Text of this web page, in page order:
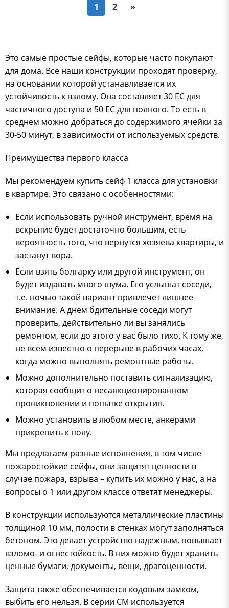
1 2 »
Это самые простые сейфы, которые часто покупают
для дома. Все наши конструкции проходят проверку,
на основании которой устанавливается их
устойчивость к взлому. Она составляет 30 ЕС для
частичного доступа и 50 ЕС для полного. То есть в
среднем можно добраться до содержимого ячейки за
30-50 минут, в зависимости от используемых средств.
Преимущества первого класса
Мы рекомендуем купить сейф 1 класса для установки
в квартире. Это связано с особенностями:
Если использовать ручной инструмент, время на
вскрытие будет достаточно большим, есть
вероятность того, что вернутся хозяева квартиры, и
застанут вора.
Если взять болгарку или другой инструмент, он
будет издавать много шума. Его услышат соседи,
т.е. ночью такой вариант привлечет лишнее
внимание. А днем бдительные соседи могут
проверить, действительно ли вы занялись
ремонтом, если до этого у вас было тихо. К тому же,
не всем известно о перерыве в рабочих часах,
когда можно выполнять ремонтные работы.
Можно дополнительно поставить сигнализацию,
которая сообщит о несанкционированном
проникновении и попытке открытия.
Можно установить в любом месте, анкерами
прикрепить к полу.
Мы предлагаем разные исполнения, в том числе
пожаростойкие сейфы, они защитят ценности в
случае пожара, взрыва – купить их можно у нас, а на
вопросы о 1 или другом классе ответят менеджеры.
В конструкции используются металлические пластины
толщиной 10 мм, полости в стенках могут заполняться
бетоном. Это делает устройство надежным, повышает
взломо- и огнестойкость. В них можно будет хранить
ценные бумаги, документы, вещи, драгоценности.
Защита также обеспечивается кодовым замком,
выбить его нельзя. В серии СМ используется